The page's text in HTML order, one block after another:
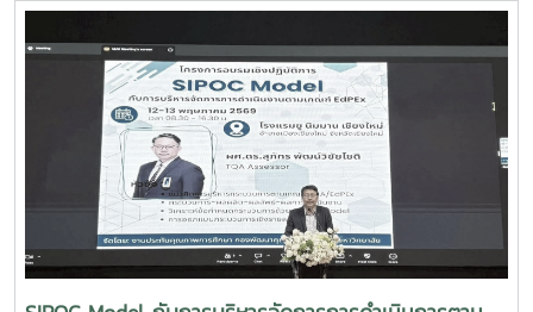
เหนือ) จังหวัดเชียงใหม่ ผลงาน“เครื่องสกัดกาแฟรูปแบบใหม่โดย
ใช้เทคโนโลยี PLU”สมาชิกทีม• นายอนุพงศ์ เขื่อนแก้วนักศึกษา
ปริญญาโท คณะวิศวกรรมและอุตสาหกรรมเกษตร• นายอาทิตย์
ด่านกระโทกนักศึกษาปริญญาโท คณะวิศวกรรมและอุตสาหกรรม
เกษตร• นายตันติกร กันนานักศึกษาปริญญาตรี คณะ
บริหารธุรกิจ• Nirmala Bhuvana Chandra
Ramisettyนักศึกษาปริญญาโท วิทยาลัยนานาชาติอาจารย์ที่
ปรึกษารองศาสตราจารย์ ดร.จตุรภัทร วาฤทธิ์คณะวิศวกรรมและ
อุตสาหกรรมเกษตรการแข่งขัน Startup Thailand League
2026 เป็นเวทีสำคัญในการส่งเสริมศักยภาพนักศึกษาด้าน
นวัตกรรมและการเป็นผู้ประกอบการรุ่นใหม่ โดยเปิดโอกาสให้